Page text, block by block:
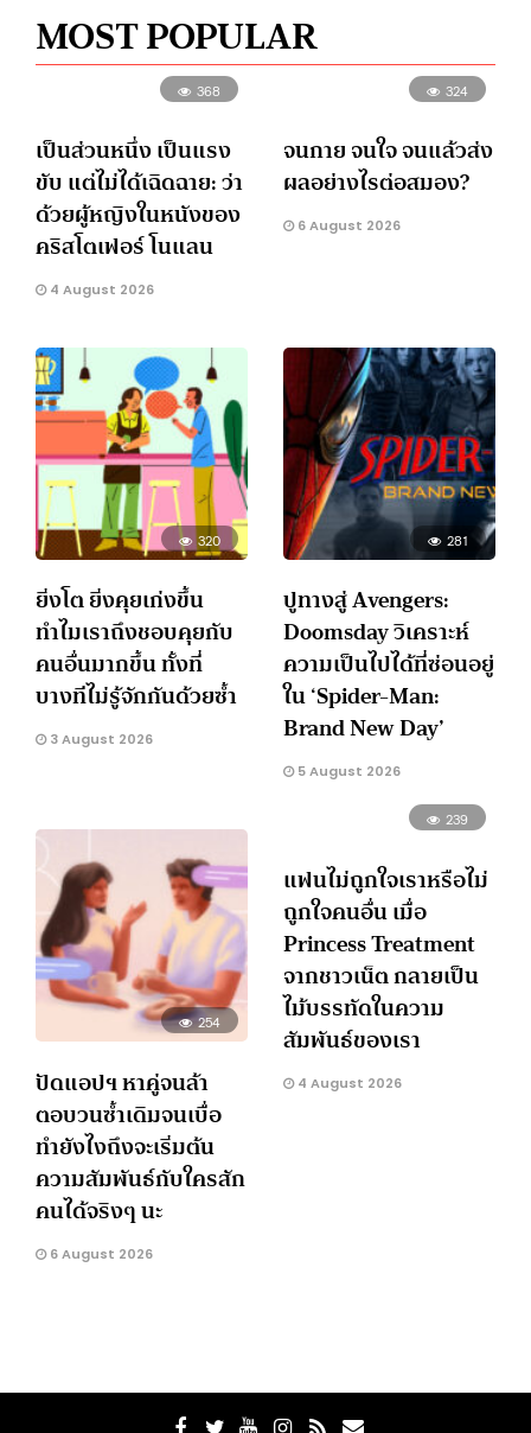
MOST POPULAR
368
เป็นส่วนหนึ่ง เป็นแรง
ขับ แต่ไม่ได้เฉิดฉาย: ว่า
ด้วยผู้หญิงในหนังของ
คริสโตเฟอร์ โนแลน
4 August 2026
324
จนกาย จนใจ จนแล้วส่ง
ผลอย่างไรต่อสมอง?
6 August 2026
320
ยิ่งโต ยิ่งคุยเก่งขึ้น
ทำไมเราถึงชอบคุยกับ
คนอื่นมากขึ้น ทั้งที่
บางทีไม่รู้จักกันด้วยซ้ำ
3 August 2026
281
ปูทางสู่ Avengers:
Doomsday วิเคราะห์
ความเป็นไปได้ที่ซ่อนอยู่
ใน ‘Spider-Man:
Brand New Day’
5 August 2026
254
ปัดแอปฯ หาคู่จนล้า
ตอบวนซ้ำเดิมจนเบื่อ
ทำยังไงถึงจะเริ่มต้น
ความสัมพันธ์กับใครสัก
คนได้จริงๆ นะ
6 August 2026
239
แฟนไม่ถูกใจเราหรือไม่
ถูกใจคนอื่น เมื่อ
Princess Treatment
จากชาวเน็ต กลายเป็น
ไม้บรรทัดในความ
สัมพันธ์ของเรา
4 August 2026